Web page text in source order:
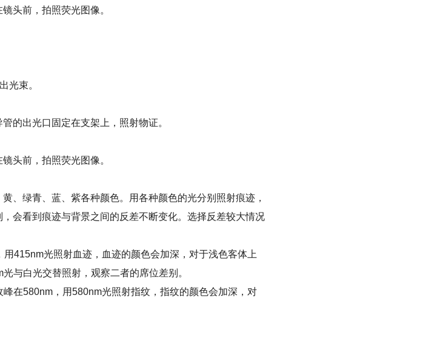
头前，拍照荧光图像。
光束。
的出光口固定在支架上，照射物证。
头前，拍照荧光图像。
、绿青、蓝、紫各种颜色。用各种颜色的光分别照射痕迹，
会看到痕迹与背景之间的反差不断变化。选择反差较大情况
415nm光照射血迹，血迹的颜色会加深，对于浅色客体上
与白光交替照射，观察二者的席位差别。
在580nm，用580nm光照射指纹，指纹的颜色会加深，对